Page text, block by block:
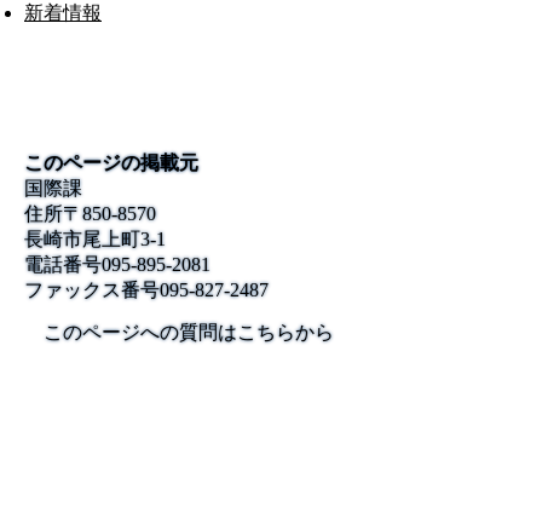
新着情報
このページの掲載元
国際課
住所〒850-8570
長崎市尾上町3-1
電話番号095-895-2081
ファックス番号095-827-2487
このページへの質問はこちらから